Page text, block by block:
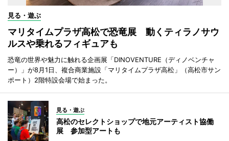
見る・遊ぶ
マリタイムプラザ高松で恐竜展 動くティラノサウ
ルスや乗れるフィギュアも
恐竜の世界や魅力に触れる企画展「DINOVENTURE（ディノベンチャ
ー）」が8月1日、複合商業施設「マリタイムプラザ高松」（高松市サン
ポート）2階特設会場で始まった。
見る・遊ぶ
高松のセレクトショップで地元アーティスト協働
展 参加型アートも